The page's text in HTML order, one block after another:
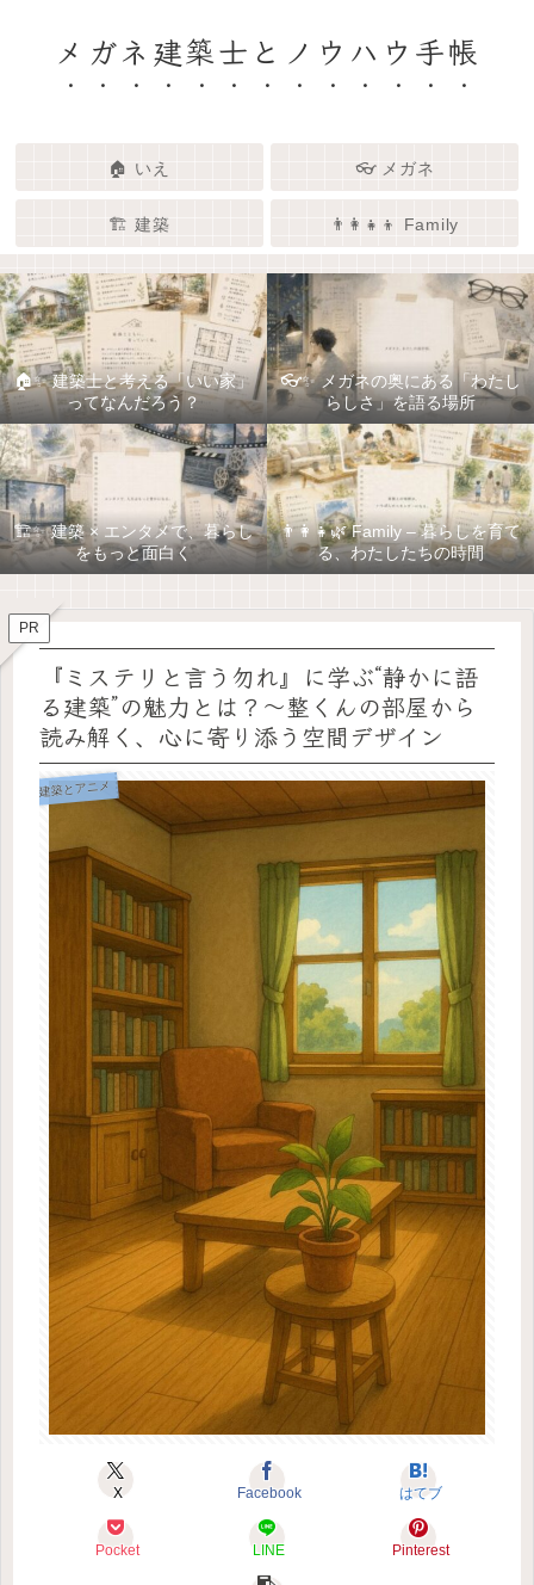
メガネ建築士とノウハウ手帳
🏠 いえ 👓 メガネ
🏗️ 建築 👨‍👩‍👧‍👦 Family
🏠✨ 建築士と考える「いい家」
ってなんだろう？
👓✨ メガネの奥にある「わたし
らしさ」を語る場所
🏗️✨ 建築 × エンタメで、暮らし
をもっと面白く
👨‍👩‍👧🌿 Family – 暮らしを育て
る、わたしたちの時間
PR
『ミステリと言う勿れ』に学ぶ“静かに語
る建築”の魅力とは？〜整くんの部屋から
読み解く、心に寄り添う空間デザイン
建築とアニメ
X Facebook はてブ
Pocket LINE Pinterest